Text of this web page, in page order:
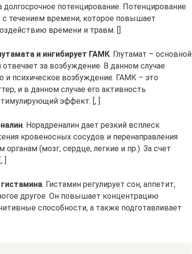
долгосрочное потенцирование. Потенцирование
с течением времени, которое повышает
времени и травм. []
и ингибирует ГАМК. Глутамат – основной
за возбуждение. В данном случае
и психическое возбуждение. ГАМК – это
и в данном случае его активность
эффект. [, ]
. Норадреналин дает резкий всплеск
кровеносных сосудов и перенаправления
(мозг, сердце, легкие и пр.). За счет
]
. Гистамин регулирует сон, аппетит,
другое. Он повышает концентрацию
способности, а также подготавливает